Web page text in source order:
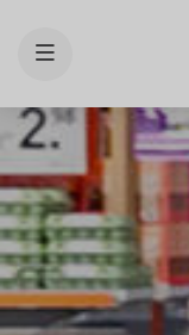
Menu